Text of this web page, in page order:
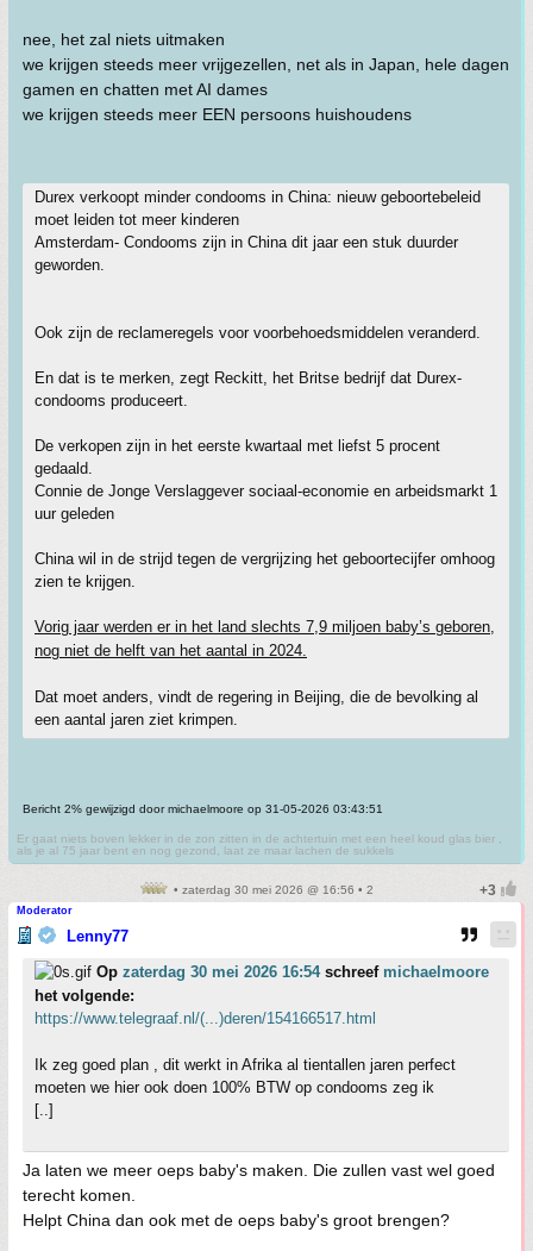
nee, het zal niets uitmaken
we krijgen steeds meer vrijgezellen, net als in Japan, hele dagen
gamen en chatten met AI dames
we krijgen steeds meer EEN persoons huishoudens
Durex verkoopt minder condooms in China: nieuw geboortebeleid
moet leiden tot meer kinderen
Amsterdam- Condooms zijn in China dit jaar een stuk duurder
geworden.
Ook zijn de reclameregels voor voorbehoedsmiddelen veranderd.
En dat is te merken, zegt Reckitt, het Britse bedrijf dat Durex-
condooms produceert.
De verkopen zijn in het eerste kwartaal met liefst 5 procent
gedaald.
Connie de Jonge Verslaggever sociaal-economie en arbeidsmarkt 1
uur geleden
China wil in de strijd tegen de vergrijzing het geboortecijfer omhoog
zien te krijgen.
Vorig jaar werden er in het land slechts 7,9 miljoen baby’s geboren,
nog niet de helft van het aantal in 2024.
Dat moet anders, vindt de regering in Beijing, die de bevolking al
een aantal jaren ziet krimpen.
Bericht 2% gewijzigd door michaelmoore op 31-05-2026 03:43:51
Er gaat niets boven lekker in de zon zitten in de achtertuin met een heel koud glas bier ,
als je al 75 jaar bent en nog gezond, laat ze maar lachen de sukkels
• zaterdag 30 mei 2026 @ 16:56 • 2
Moderator
Lenny77
Op zaterdag 30 mei 2026 16:54schreef michaelmoore
het volgende:
https://www.telegraaf.nl/(...)deren/154166517.html
Ik zeg goed plan , dit werkt in Afrika al tientallen jaren perfect
moeten we hier ook doen 100% BTW op condooms zeg ik
[..]
Ja laten we meer oeps baby's maken. Die zullen vast wel goed
terecht komen.
Helpt China dan ook met de oeps baby's groot brengen?